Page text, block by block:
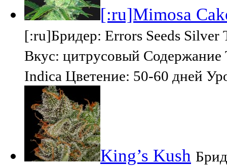
[:ru]Mimosa
[:ru]Бридер: Errors Seeds
Вкус: цитрусовый
Indica Цветение: 50-60 дней
King’s Kush